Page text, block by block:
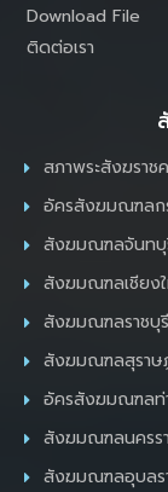
Download File
ติดต่อเรา
สภาพระสังฆราช
อัครสังฆมณฑลก
สังฆมณฑลจันทบุ
สังฆมณฑลเชียง
สังฆมณฑลราชบุรี
สังฆมณฑลสุราษ
อัครสังฆมณฑลท่
สังฆมณฑลนครร
สังฆมณฑลอุบลร